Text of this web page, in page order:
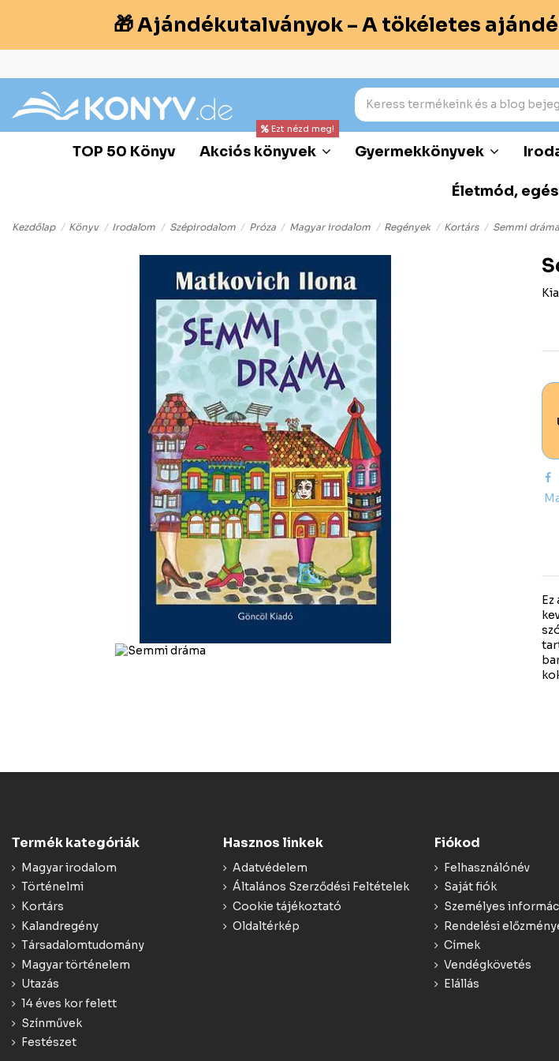
🎁 Ajándékutalványok – A tökéletes
TOP 50 Könyv Akciós könyvek
Ezt nézd meg!
Gyermekkönyvek
Életmód,
Kezdőlap Könyv Irodalom Szépirodalom Próza Magyar irodalom Regények Kortárs Semmi dráma
Termék kategóriák
Magyar irodalom
Történelmi
Kortárs
Kalandregény
Társadalomtudomány
Magyar történelem
Utazás
14 éves kor felett
Színművek
Festészet
Hasznos linkek
Adatvédelem
Általános Szerződési Feltételek
Cookie tájékoztató
Oldaltérkép
Fiókod
Felhasználónév
Saját fiók
Személyes
Rendelési
Címek
Vendégkövetés
Elállás